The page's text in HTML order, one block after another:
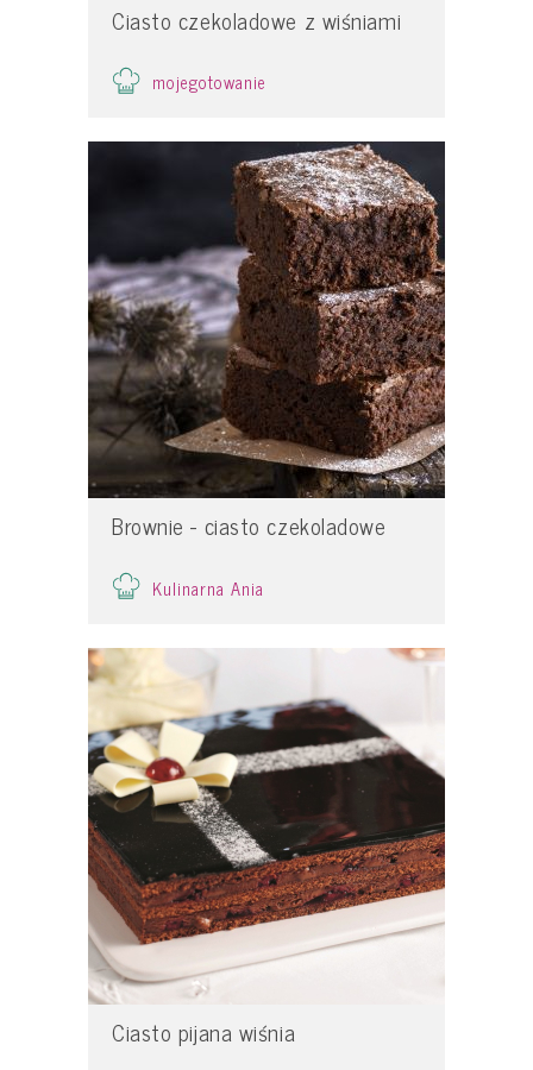
Ciasto czekoladowe z wiśniami
mojegotowanie
Brownie - ciasto czekoladowe
Kulinarna Ania
Ciasto pijana wiśnia